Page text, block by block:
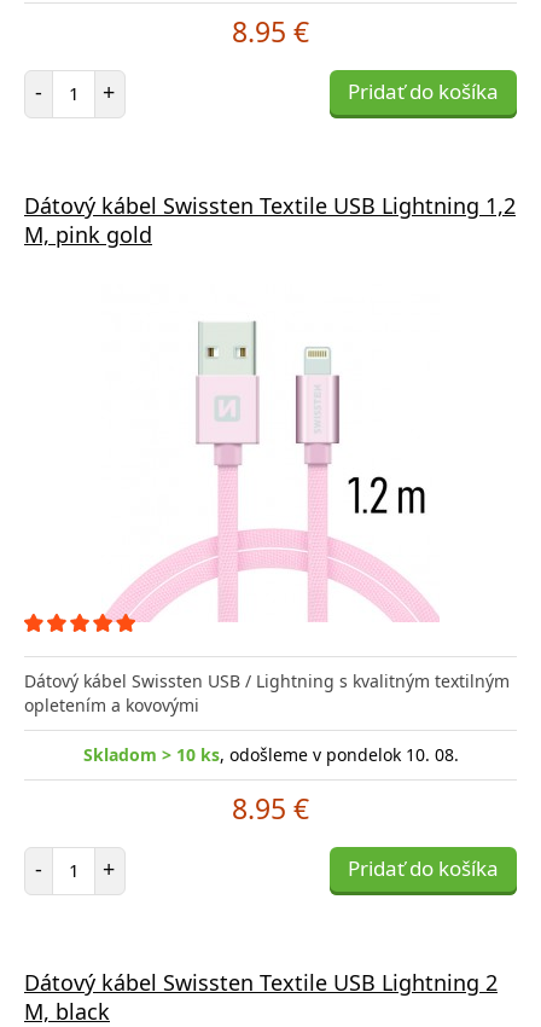
8.95 €
- Počet položiek
+ Pridať do košíka
Dátový kábel Swissten Textile USB Lightning 1,2
M, pink gold
Dátový kábel Swissten USB / Lightning s kvalitným textilným
opletením a kovovými
Skladom > 10 ks, odošleme v pondelok 10. 08.
8.95 €
- Počet položiek
+ Pridať do košíka
Dátový kábel Swissten Textile USB Lightning 2
M, black